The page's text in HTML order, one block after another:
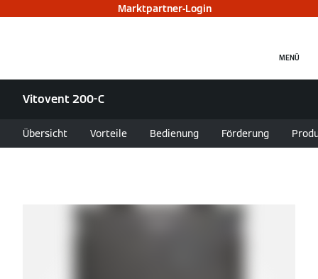
Marktpartner-Login
MENÜ
Vitovent 200-C
Übersicht Vorteile Bedienung Förderung